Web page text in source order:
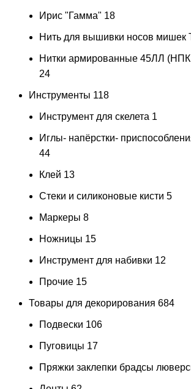
Ирис "Гамма" 18
Нить для вышивки носов мишек
Нитки армированные 45ЛЛ
24
Инструменты 118
Инструмент для скелета 1
Иглы- напёрстки-
44
Клей 13
Стеки и силиконовые кисти 5
Маркеры 8
Ножницы 15
Инструмент для набивки 12
Прочие 15
Товары для декорирования 684
Подвески 106
Пуговицы 17
Пряжки заклепки брадсы